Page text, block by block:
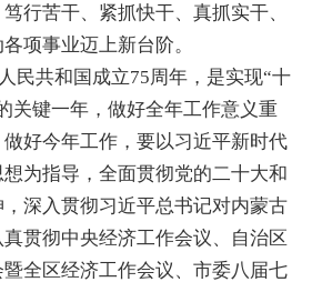
笃行苦干、紧抓快干、真抓实干、
项事业迈上新台阶。
民共和国成立75周年，是实现“十
关键一年，做好全年工作意义重
好今年工作，要以习近平新时代
为指导，全面贯彻党的二十大和
深入贯彻习近平总书记对内蒙古
贯彻中央经济工作会议、自治区
全区经济工作会议 、 市委八届七